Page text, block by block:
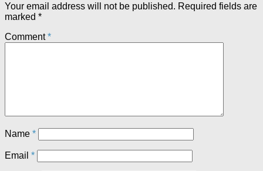
Your email address will not be published. Required fields are
marked *
Comment*
Name *
Email *